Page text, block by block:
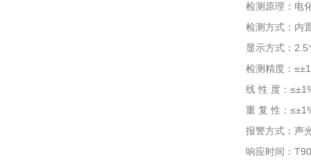
检测原理：电
检测方式：内
显示方式：
检测精度：
线 性 度：
重 复 性：
报警方式：声
响应时间：